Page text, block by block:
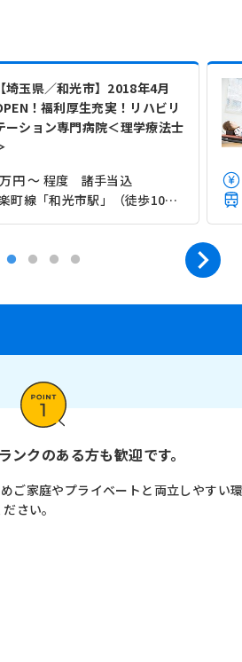
埼玉県／和光市】2018年4月
！福利厚生充実！リハビリ
ーション専門病院＜理学療法士
万円 ～ 程度 諸手当込
東京メトロ有楽町線「和光市駅」（徒歩10分）
クのある方も歓迎です。
ご家庭やプライベートと両立しやすい
さい。